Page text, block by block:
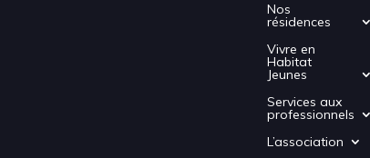
Nos
résidences
Vivre en
Habitat
Jeunes
Services aux
professionnels
L’association